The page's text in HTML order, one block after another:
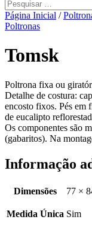
Página Inicial /
Poltronas
Tomsk
Poltrona fixa ou
Detalhe de costura:
encosto fixos. Pés em
de eucalipto
Os componentes são
(gabaritos). Na
Informação
Dimensões 77 ×
Medida Única Sim